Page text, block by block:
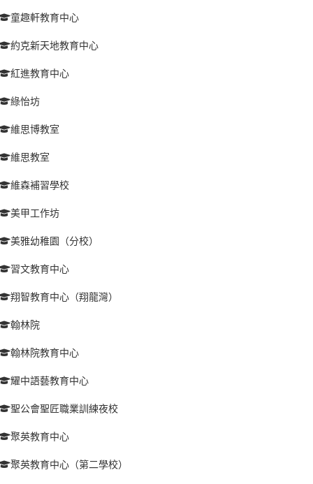
童趣軒教育中心
約克新天地教育中心
紅進教育中心
綠怡坊
維思博教室
維思教室
維森補習學校
美甲工作坊
美雅幼稚園（分校）
習文教育中心
翔智教育中心（翔龍灣）
翰林院
翰林院教育中心
耀中語藝教育中心
聖公會聖匠職業訓練夜校
聚英教育中心
聚英教育中心（第二學校）